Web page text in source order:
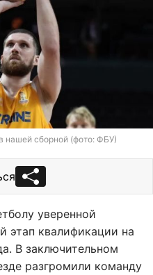
нашей сборной (фото: ФБУ)
уверенной
этап квалификации на
В заключительном
разгромили команду